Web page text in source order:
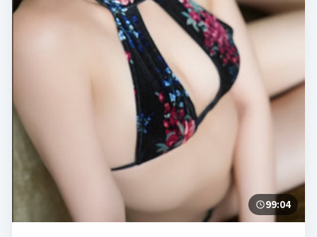
99:04